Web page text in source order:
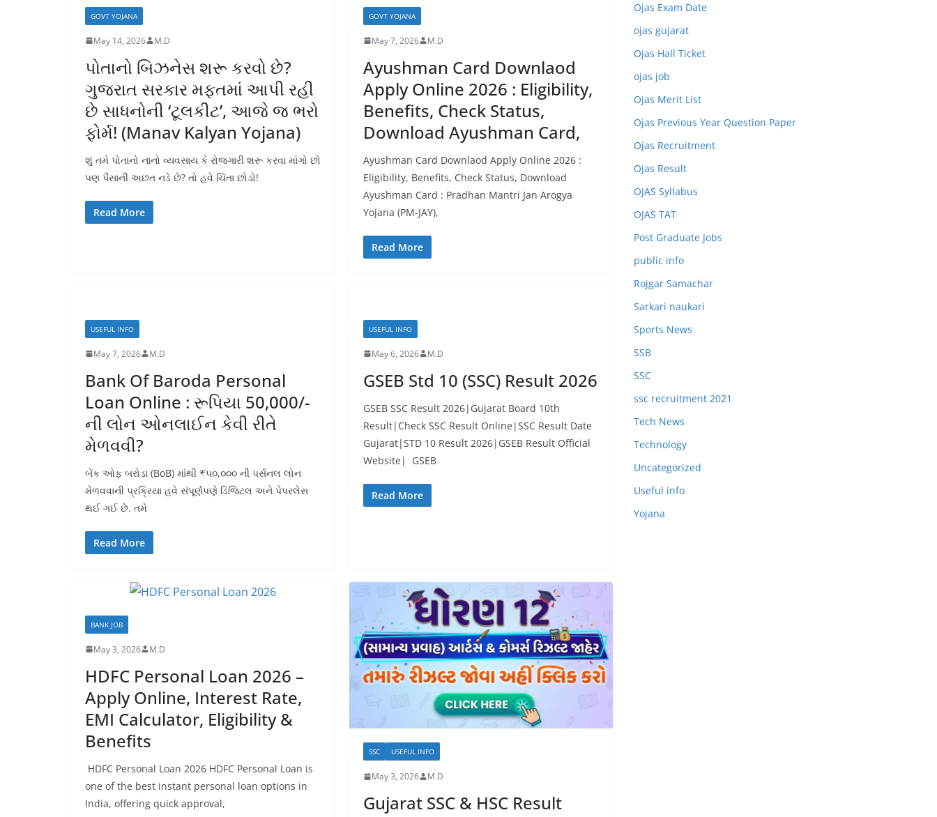
GOVT YOJANA
May 14, 2026 M.D
પોતાનો બિઝનેસ શરૂ કરવો છે?
ગુજરાત સરકાર મફતમાં આપી રહી
છે સાધનોની ‘ટૂલકીટ’, આજે જ ભરો
ફોર્મ! (Manav Kalyan Yojana)
​શું તમે પોતાનો નાનો વ્યવસાય કે રોજગારી શરૂ કરવા માંગો છો
પણ પૈસાની અછત નડે છે? તો હવે ચિંતા છોડો!
Read More
GOVT YOJANA
May 7, 2026 M.D
Ayushman Card Downlaod
Apply Online 2026 : Eligibility,
Benefits, Check Status,
Download Ayushman Card,
Ayushman Card Downlaod Apply Online 2026 :
Eligibility, Benefits, Check Status, Download
Ayushman Card : Pradhan Mantri Jan Arogya
Yojana (PM-JAY),
Read More
USEFUL INFO
May 7, 2026 M.D
Bank Of Baroda Personal
Loan Online : રૂપિયા 50,000/-
ની લોન ઓનલાઈન કેવી રીતે
મેળવવી?
બેંક ઓફ બરોડા (BoB) માંથી ₹૫૦,૦૦૦ ની પર્સનલ લોન
મેળવવાની પ્રક્રિયા હવે સંપૂર્ણપણે ડિજિટલ અને પેપરલેસ
થઈ ગઈ છે. તમે
Read More
USEFUL INFO
May 6, 2026 M.D
GSEB Std 10 (SSC) Result 2026
GSEB SSC Result 2026|Gujarat Board 10th
Result|Check SSC Result Online|SSC Result Date
Gujarat|STD 10 Result 2026|GSEB Result Official
Website| GSEB
Read More
BANK JOB
May 3, 2026 M.D
HDFC Personal Loan 2026 –
Apply Online, Interest Rate,
EMI Calculator, Eligibility &
Benefits
HDFC Personal Loan 2026 HDFC Personal Loan is
one of the best instant personal loan options in
India, offering quick approval,
SSC USEFUL INFO
May 3, 2026 M.D
Gujarat SSC & HSC Result
Ojas Exam Date
ojas gujarat
Ojas Hall Ticket
ojas job
Ojas Merit List
Ojas Previous Year Question Paper
Ojas Recruitment
Ojas Result
OJAS Syllabus
OJAS TAT
Post Graduate Jobs
public info
Rojgar Samachar
Sarkari naukari
Sports News
SSB
SSC
ssc recruitment 2021
Tech News
Technology
Uncategorized
Useful info
Yojana